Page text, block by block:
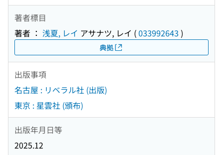
著者標目
著者 ： 浅夏, レイ アサナツ, レイ (033992643 )
典拠
出版事項
名古屋 : リベラル社 (出版)
東京 : 星雲社 (頒布)
出版年月日等
2025.12